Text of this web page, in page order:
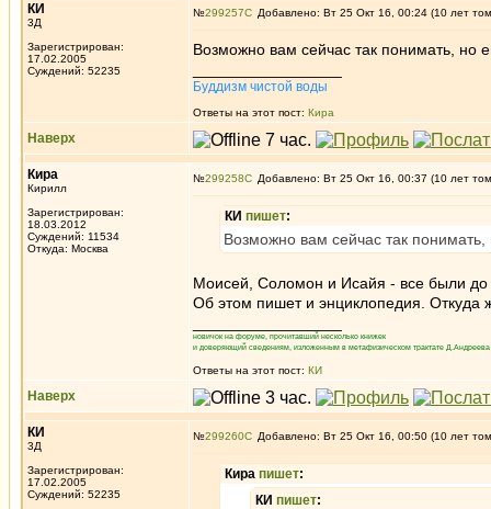
КИ
3Д
Зарегистрирован:
17.02.2005
Суждений: 52235
№299257 Добавлено: Вт 25 Окт 16, 00:24 (10 лет
Возможно вам сейчас так понимать, но
Буддизм чистой воды
Ответы на этот пост: Кира
Наверх
Кира
Кирилл
Зарегистрирован:
18.03.2012
Суждений: 11534
Откуда: Москва
№299258 Добавлено: Вт 25 Окт 16, 00:37 (10 лет
КИ пишет:
Возможно вам сейчас так
Моисей, Соломон и Исайя - все были до
Об этом пишет и энциклопедия. Откуда
новичок на форуме, прочитавший несколько книжек
и доверяющий сведениям, изложенным в метафизическом трактате
Ответы на этот пост: КИ
Наверх
КИ
3Д
Зарегистрирован:
17.02.2005
Суждений: 52235
№299260 Добавлено: Вт 25 Окт 16, 00:50 (10 лет
Кира пишет:
КИ пишет: